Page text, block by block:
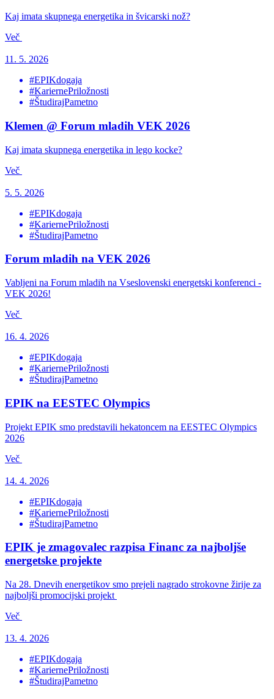
Kaj imata skupnega energetika in švicarski nož?
Več
11. 5. 2026
#EPIKdogaja
#KariernePriložnosti
#ŠtudirajPametno
Klemen @ Forum mladih VEK 2026
Kaj imata skupnega energetika in lego kocke?
Več
5. 5. 2026
#EPIKdogaja
#KariernePriložnosti
#ŠtudirajPametno
Forum mladih na VEK 2026
Vabljeni na Forum mladih na Vseslovenski energetski konferenci -
VEK 2026!
Več
16. 4. 2026
#EPIKdogaja
#KariernePriložnosti
#ŠtudirajPametno
EPIK na EESTEC Olympics
Projekt EPIK smo predstavili hekatoncem na EESTEC Olympics
2026
Več
14. 4. 2026
#EPIKdogaja
#KariernePriložnosti
#ŠtudirajPametno
EPIK je zmagovalec razpisa Financ za najboljše
energetske projekte
Na 28. Dnevih energetikov smo prejeli nagrado strokovne žirije za
najboljši promocijski projekt
Več
13. 4. 2026
#EPIKdogaja
#KariernePriložnosti
#ŠtudirajPametno